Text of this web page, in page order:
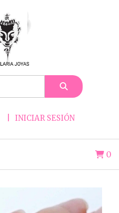
INICIAR SESIÓN
0